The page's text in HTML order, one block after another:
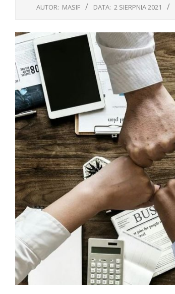
AUTOR: MASIF DATA: 2 SIERPNIA 2021